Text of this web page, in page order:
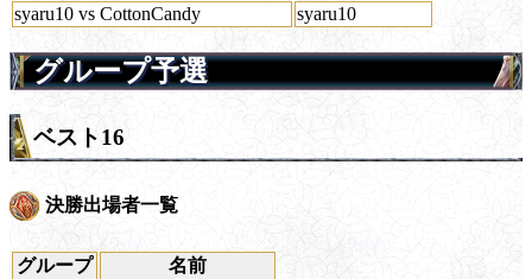
syaru10 vs CottonCandy syaru10
グループ予選
ベスト16
決勝出場者一覧
グループ
名前